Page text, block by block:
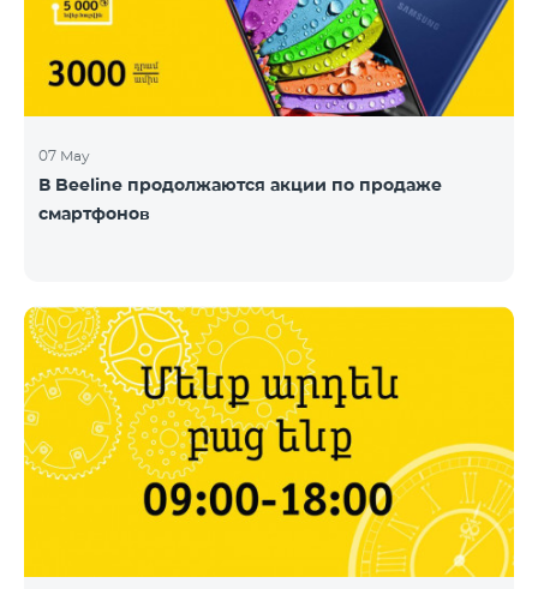
07 May
В Beeline продолжаются акции по продаже
смартфонов